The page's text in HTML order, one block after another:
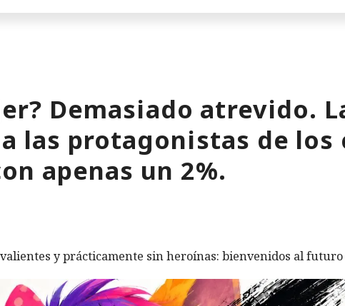
Demasiado atrevido.
las protagonistas de
apenas un 2%.
valientes y prácticamente sin heroínas: bienvenidos al